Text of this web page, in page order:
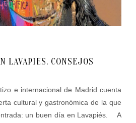
LAVAPIES. CONSEJOS
e internacional de Madrid cuenta
cultural y gastronómica de la que
un buen día en Lavapiés. A